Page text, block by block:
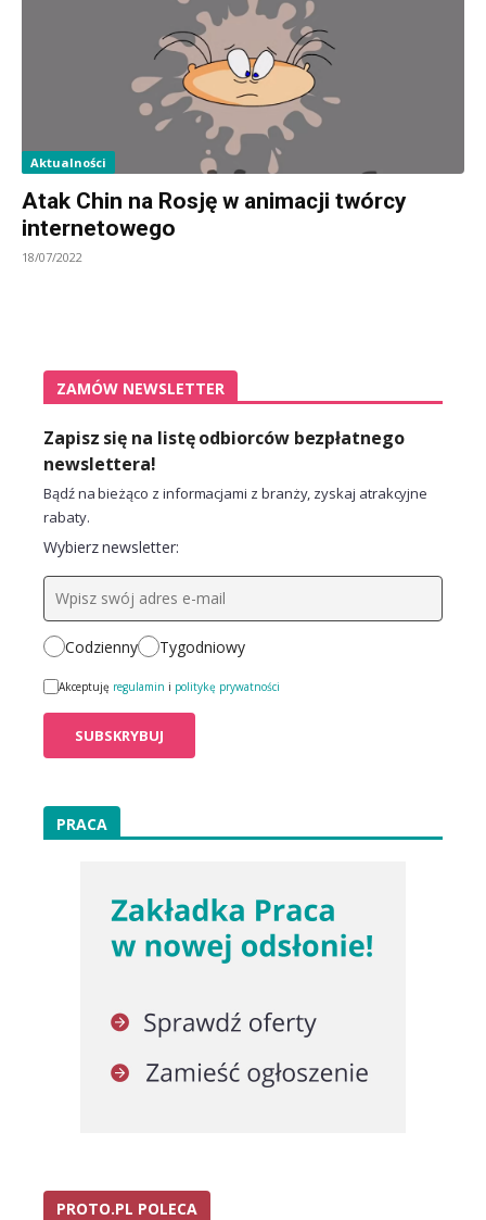
Aktualności
Atak Chin na Rosję w animacji twórcy
internetowego
18/07/2022
ZAMÓW NEWSLETTER
Zapisz się na listę odbiorców bezpłatnego
newslettera!
Bądź na bieżąco z informacjami z branży, zyskaj atrakcyjne
rabaty.
Wybierz newsletter:
Codzienny Tygodniowy
Akceptuję regulamin i politykę prywatności
PRACA
PROTO.PL POLECA